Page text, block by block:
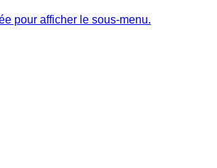
pour afficher le sous-menu.